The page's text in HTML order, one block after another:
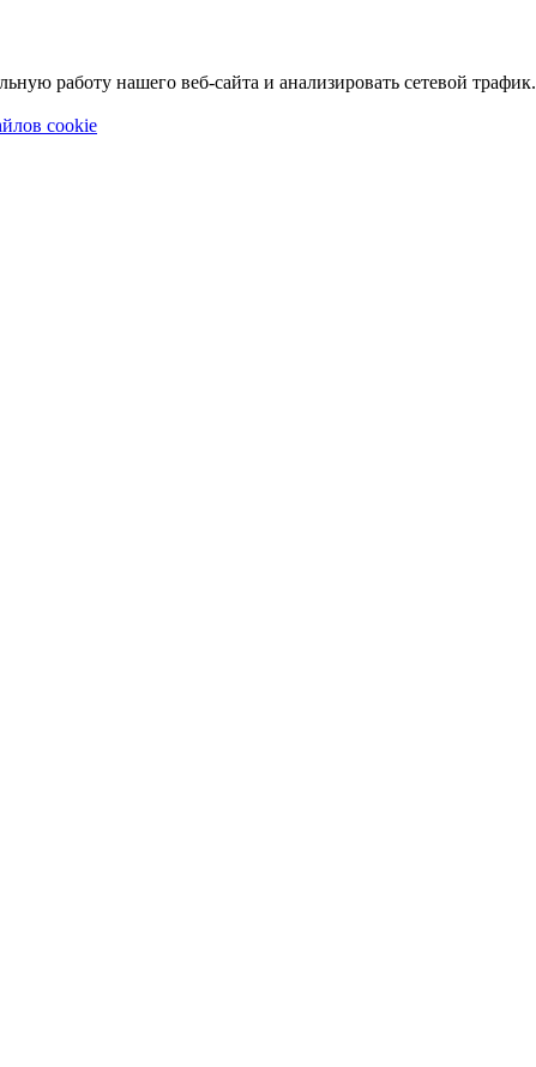
работу нашего веб-сайта и анализировать сетевой трафик.
cookie